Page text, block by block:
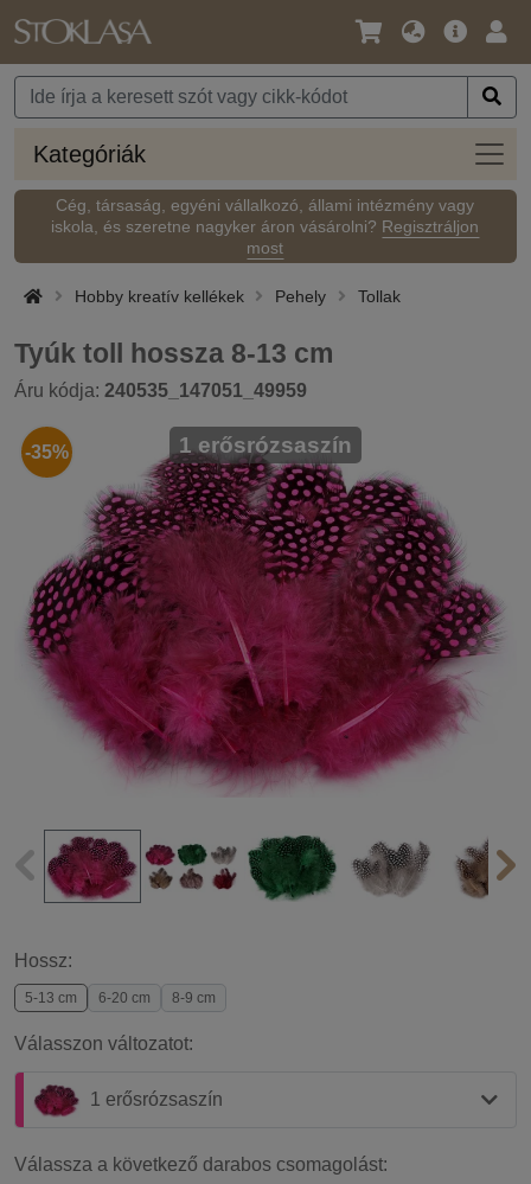
Nyelv
Pénznem
Fő
Kategóriák
Cég, társaság, egyéni vállalkozó, állami intézmény vagy
iskola, és szeretne nagyker áron vásárolni? Regisztráljon
most
Hobby kreatív kellékek Pehely Tollak
Tyúk toll hossza 8-13 cm
Áru kódja: 240535_147051_49959
-35% 1 erősrózsaszín
Hossz:
5-13 cm 6-20 cm 8-9 cm
Válasszon változatot:
1 erősrózsaszín
Válassza a következő darabos csomagolást: